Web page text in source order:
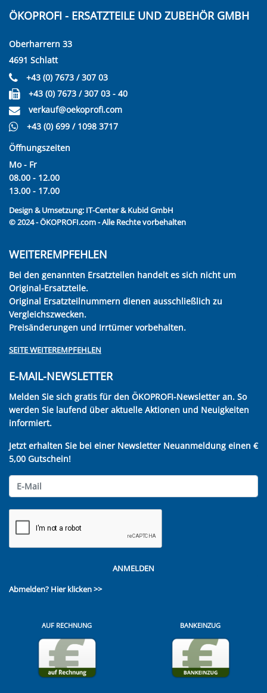
ÖKOPROFI - ERSATZTEILE UND ZUBEHÖR GMBH
Oberharrern 33
4691 Schlatt
+43 (0) 7673 / 307 03
+43 (0) 7673 / 307 03 - 40
verkauf@oekoprofi.com
+43 (0) 699 / 1098 3717
Öffnungszeiten
Mo - Fr
08.00 - 12.00
13.00 - 17.00
Design & Umsetzung: IT-Center & Kubid GmbH
© 2024 - ÖKOPROFI.com - Alle Rechte vorbehalten
WEITEREMPFEHLEN
Bei den genannten Ersatzteilen handelt es sich nicht um
Original-Ersatzteile.
Original Ersatzteilnummern dienen ausschließlich zu
Vergleichszwecken.
Preisänderungen und Irrtümer vorbehalten.
SEITE WEITEREMPFEHLEN
E-MAIL-NEWSLETTER
Melden Sie sich gratis für den ÖKOPROFI-Newsletter an. So
werden Sie laufend über aktuelle Aktionen und Neuigkeiten
informiert.
Jetzt erhalten Sie bei einer Newsletter Neuanmeldung einen €
5,00 Gutschein!
ANMELDEN
Abmelden? Hier klicken >>
AUF RECHNUNG BANKEINZUG